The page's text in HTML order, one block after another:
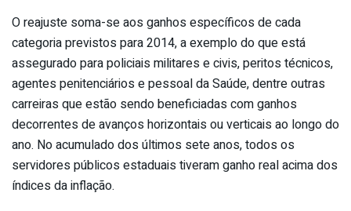
O reajuste soma-se aos ganhos específicos de cada
categoria previstos para 2014, a exemplo do que está
assegurado para policiais militares e civis, peritos técnicos,
agentes penitenciários e pessoal da Saúde, dentre outras
carreiras que estão sendo beneficiadas com ganhos
decorrentes de avanços horizontais ou verticais ao longo do
ano. No acumulado dos últimos sete anos, todos os
servidores públicos estaduais tiveram ganho real acima dos
índices da inflação.